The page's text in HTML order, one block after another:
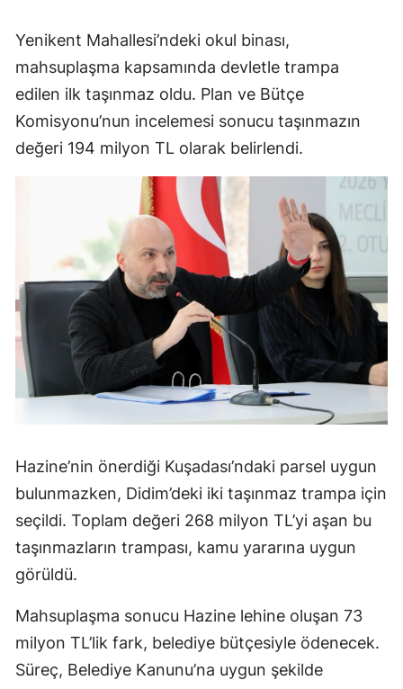
Yenikent Mahallesi’ndeki okul binası,
mahsuplaşma kapsamında devletle trampa
edilen ilk taşınmaz oldu. Plan ve Bütçe
Komisyonu’nun incelemesi sonucu taşınmazın
değeri 194 milyon TL olarak belirlendi.
Hazine’nin önerdiği Kuşadası’ndaki parsel uygun
bulunmazken, Didim’deki iki taşınmaz trampa için
seçildi. Toplam değeri 268 milyon TL’yi aşan bu
taşınmazların trampası, kamu yararına uygun
görüldü.
Mahsuplaşma sonucu Hazine lehine oluşan 73
milyon TL’lik fark, belediye bütçesiyle ödenecek.
Süreç, Belediye Kanunu’na uygun şekilde